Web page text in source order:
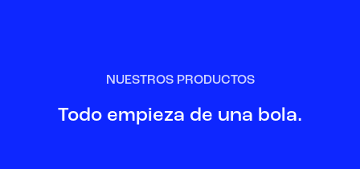
NUESTROS PRODUCTOS
Todo empieza de una bola.